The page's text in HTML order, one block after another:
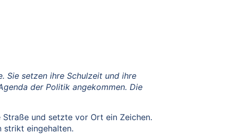
Sie setzen ihre Schulzeit und ihre
der Politik angekommen. Die
und setzte vor Ort ein Zeichen.
strikt eingehalten.